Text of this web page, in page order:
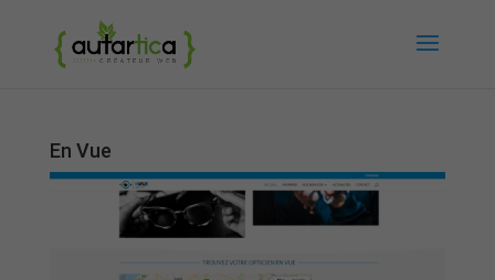
En Vue